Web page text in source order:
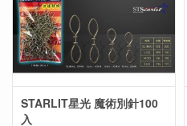
STARLIT星光 魔術別針100
入